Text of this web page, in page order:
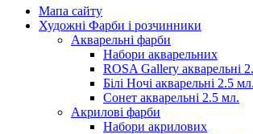
Мапа сайту
Художні Фарби і розчинники
Акварельні фарби
Набори акварельних
ROSA Gallery акварельні
Білі Ночі акварельні 2.5 мл.
Сонет акварельні 2.5 мл.
Акрилові фарби
Набори акрилових